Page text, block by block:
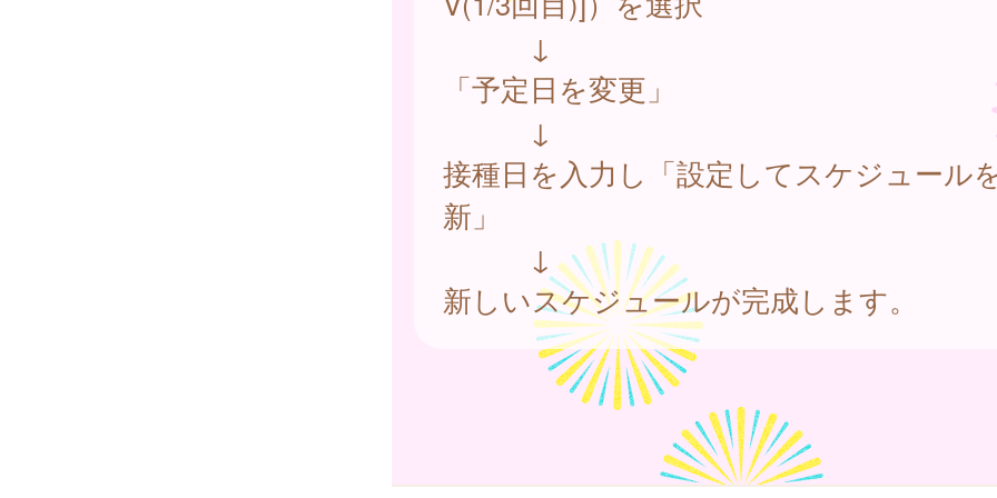
↓
「予定日を変更」
↓
接種日を入力し「設定してスケジュール
新」
↓
新しいスケジュールが完成します。